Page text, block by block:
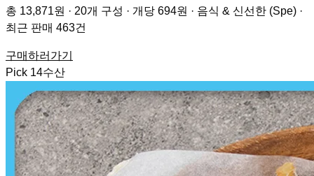
총 13,871원 · 20개 구성 · 개당 694원 · 음식 & 신선한 (Spe) ·
최근 판매 463건
구매하러가기
Pick 14수산